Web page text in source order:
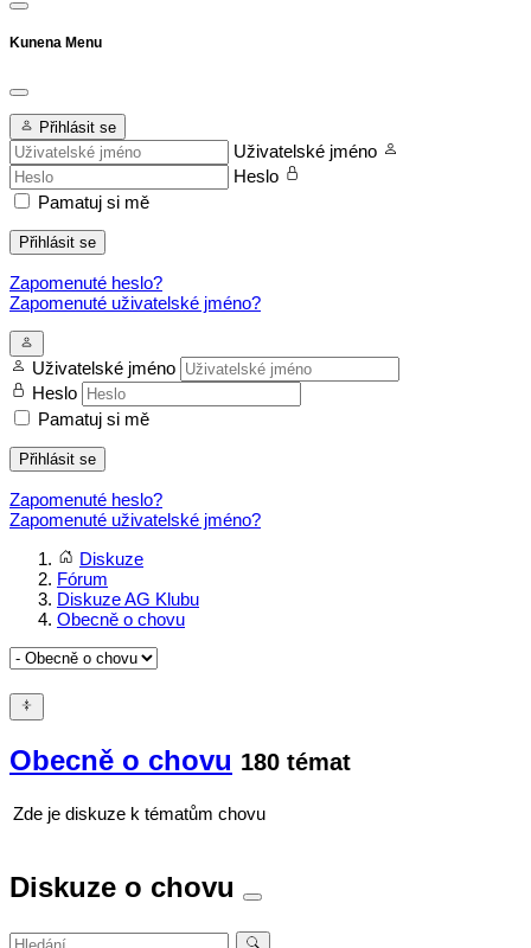
Kunena Menu
Přihlásit se
Uživatelské jméno
Heslo
Pamatuj si mě
Přihlásit se
Zapomenuté heslo?
Zapomenuté uživatelské jméno?
Uživatelské jméno
Heslo
Pamatuj si mě
Přihlásit se
Zapomenuté heslo?
Zapomenuté uživatelské jméno?
Diskuze
Fórum
Diskuze AG Klubu
Obecně o chovu
Obecně o chovu 180 témat
Zde je diskuze k tématům chovu
Diskuze o chovu